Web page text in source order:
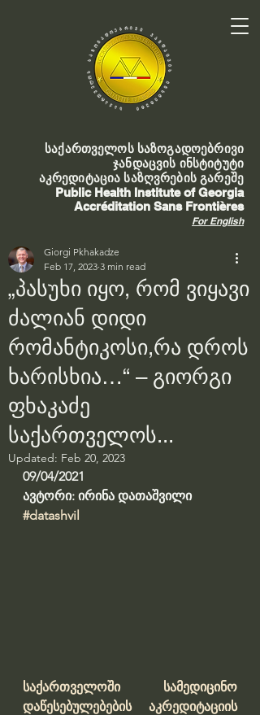
საქართველოს საზოგადოებრივი
ჯანდაცვის ინსტიტუტი
აკრედიტაცია საზღვრების გარეშე
Public Health Institute of Georgia
Accréditation Sans Frontières
For English
„პასუხი იყო, რომ ვიყავი
ძალიან დიდი
რომანტიკოსი,რა დროს
ხარისხია…“ – გიორგი
ფხაკაძე
საქართველოს...
Giorgi Pkhakadze
Feb 17, 2023 3 min read
Updated: Feb 20, 2023
09/04/2021
ავტორი: ირინა დათაშვილი
#datashvil
საქართველოში სამედიცინო
დაწესებულებების აკრედიტაციის